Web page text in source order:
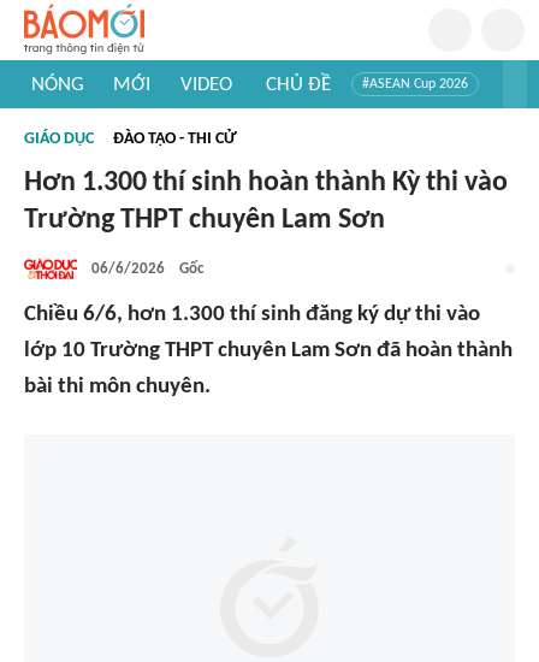
NÓNG MỚI VIDEO CHỦ ĐỀ #ASEAN Cup 2026
#Khám phá thế giới
GIÁO DỤC ĐÀO TẠO - THI CỬ
Hơn 1.300 thí sinh hoàn thành Kỳ thi vào
Trường THPT chuyên Lam Sơn
06/6/2026 Gốc
Chiều 6/6, hơn 1.300 thí sinh đăng ký dự thi vào
lớp 10 Trường THPT chuyên Lam Sơn đã hoàn thành
bài thi môn chuyên.